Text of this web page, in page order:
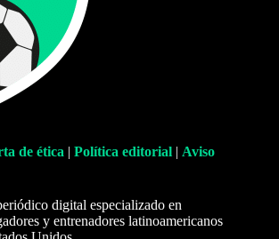
de ética | Política editorial | Aviso
digital especializado en
y entrenadores latinoamericanos